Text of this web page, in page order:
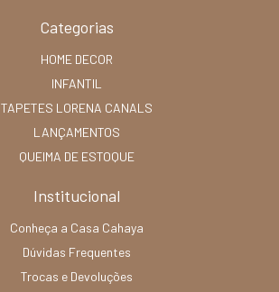
Categorias
HOME DECOR
INFANTIL
TAPETES LORENA CANALS
LANÇAMENTOS
QUEIMA DE ESTOQUE
Institucional
Conheça a Casa Cahaya
Dúvidas Frequentes
Trocas e Devoluções